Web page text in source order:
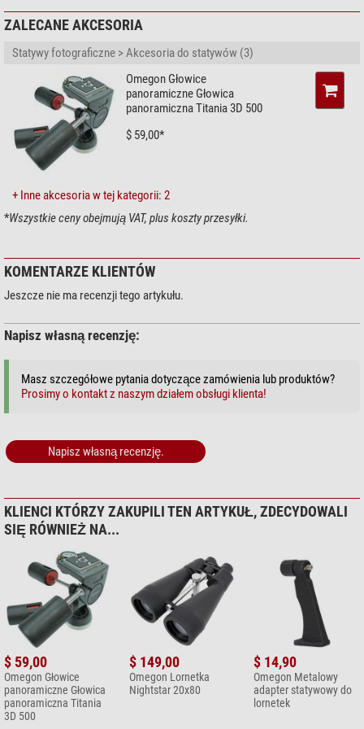
statyw trójnożny z aluminiowymi rurkami i optymalną nośnością 6kg
mobilność: ciężar własny tylko 2,7kg
wysokość po złożeniu: 61cm
wysuw: do 171cm (bez głowicy)
wysuwana kolumna środkowa
do wykorzystania również w makrofotografii (gwint 3/8" na głowicę)
wygodne uchwyty piankowe w górnej części
śruba mocująca 3/8" do indywidualnie dobranej głowicy statywowej
libelka do właściwego poziomowania
torba statywowa z miejscem na głowicę
Komentarz naszego eksperta:
Do statywów Titania potrzebna jest głowica statywowa dostępna
głowica panoramiczna Titania 3D
głowica kulowa Titania
500, 600 i 800.
ZALECANE AKCESORIA
Statywy fotograficzne > Akcesoria do statywów (3)
Omegon Głowice
panoramiczne Głowica
panoramiczna Titania 3D 500
$ 59,00*
+ Inne akcesoria w tej kategorii: 2
*Wszystkie ceny obejmują VAT, plus koszty przesyłki.
KOMENTARZE KLIENTÓW
Jeszcze nie ma recenzji tego artykułu.
Napisz własną recenzję:
Masz szczegółowe pytania dotyczące zamówienia lub produktów?
Prosimy o kontakt z naszym działem obsługi klienta!
Napisz własną recenzję.
KLIENCI KTÓRZY ZAKUPILI TEN ARTYKUŁ, ZDECYDOWALI
SIĘ RÓWNIEŻ NA...
$ 59,00
Omegon Głowice
panoramiczne Głowica
panoramiczna Titania
3D 500
$ 149,00
Omegon Lornetka
Nightstar 20x80
$ 14,90
Omegon Metalowy
adapter statywowy do
lornetek